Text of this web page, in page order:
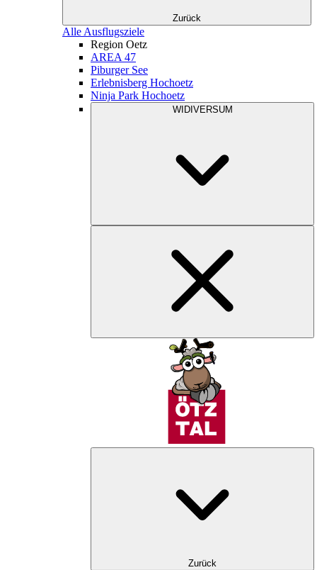
Zurück
Alle Ausflugsziele
Region Oetz
AREA 47
Piburger See
Erlebnisberg Hochoetz
Ninja Park Hochoetz
WIDIVERSUM
Zurück